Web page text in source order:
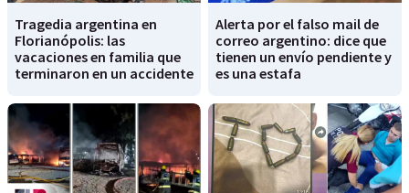
Tragedia argentina en
Florianópolis: las
vacaciones en familia que
terminaron en un accidente
Alerta por el falso mail de
correo argentino: dice que
tienen un envío pendiente y
es una estafa